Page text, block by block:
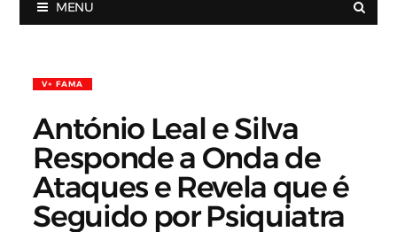
MENU
V+ FAMA
António Leal e Silva
Responde a Onda de
Ataques e Revela que é
Seguido por Psiquiatra